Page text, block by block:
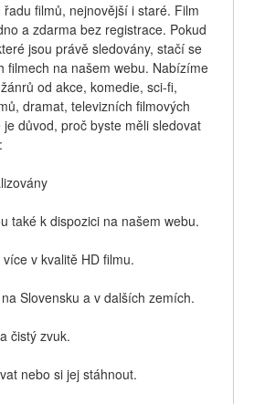
filmů, nejnovější i staré. Film
a zdarma bez registrace. Pokud
jsou právě sledovány, stačí se
filmech na našem webu. Nabízíme
od akce, komedie, sci-fi,
dramat, televizních filmových
důvod, proč byste měli sledovat
také k dispozici na našem webu.
v kvalitě HD filmu.
Slovensku a v dalších zemích.
čistý zvuk.
nebo si jej stáhnout.